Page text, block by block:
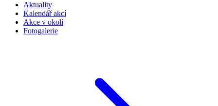
Aktuality
Kalendář akcí
Akce v okolí
Fotogalerie